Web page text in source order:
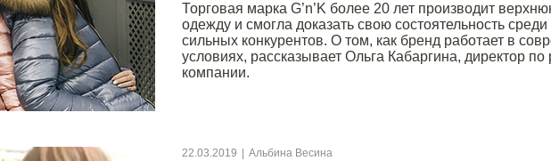
Торговая марка G’n’K более 20 лет производит
одежду и смогла доказать свою состоятельность
сильных конкурентов. О том, как бренд работает в
условиях, рассказывает Ольга Кабаргина, директор по
компании.
22.03.2019 Альбина Весина